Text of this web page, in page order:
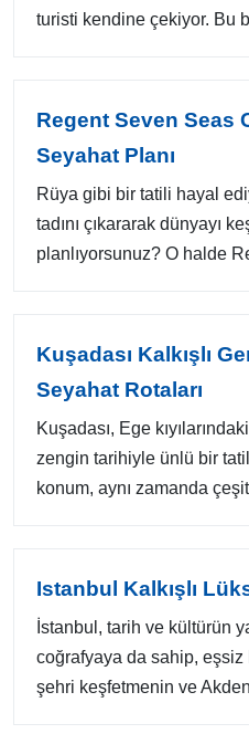
turisti kendine çekiyor. Bu
Regent Seven Seas
Seyahat Planı
Rüya gibi bir tatili hayal
tadını çıkararak dünyayı
planlıyorsunuz? O halde
Kuşadası Kalkışlı
Seyahat Rotaları
Kuşadası, Ege
zengin tarihiyle ünlü bir
konum, aynı zamanda
Istanbul Kalkışlı
İstanbul, tarih ve kültürün
coğrafyaya da sahip,
şehri keşfetmenin ve